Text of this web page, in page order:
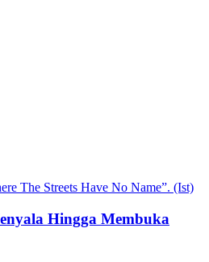
Hingga Membuka